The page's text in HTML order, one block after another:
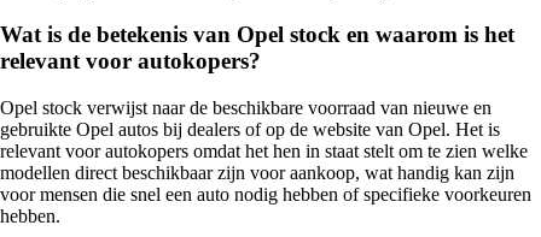
Wat is de betekenis van Opel stock en waarom is het
relevant voor autokopers?
Opel stock verwijst naar de beschikbare voorraad van nieuwe en
gebruikte Opel autos bij dealers of op de website van Opel. Het is
relevant voor autokopers omdat het hen in staat stelt om te zien welke
modellen direct beschikbaar zijn voor aankoop, wat handig kan zijn
voor mensen die snel een auto nodig hebben of specifieke voorkeuren
hebben.